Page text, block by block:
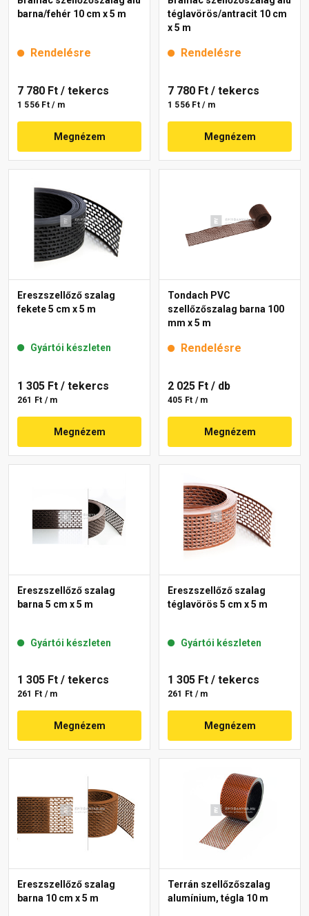
barna/fehér 10 cm x 5 m
Rendelésre
7 780 Ft / tekercs
1 556 Ft / m
Megnézem
téglavörös/antracit 10 cm
x 5 m
Rendelésre
7 780 Ft / tekercs
1 556 Ft / m
Megnézem
Ereszszellőző szalag
fekete 5 cm x 5 m
Gyártói készleten
1 305 Ft / tekercs
261 Ft / m
Megnézem
Tondach PVC
szellőzőszalag barna 100
mm x 5 m
Rendelésre
2 025 Ft / db
405 Ft / m
Megnézem
Ereszszellőző szalag
barna 5 cm x 5 m
Gyártói készleten
1 305 Ft / tekercs
261 Ft / m
Megnézem
Ereszszellőző szalag
téglavörös 5 cm x 5 m
Gyártói készleten
1 305 Ft / tekercs
261 Ft / m
Megnézem
Ereszszellőző szalag
barna 10 cm x 5 m
Terrán szellőzőszalag
alumínium, tégla 10 m